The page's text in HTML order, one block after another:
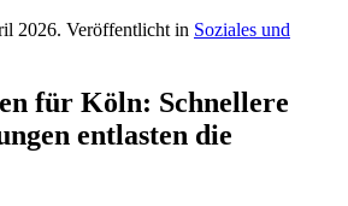
2026. Veröffentlicht in Soziales und
für Köln: Schnellere
entlasten die